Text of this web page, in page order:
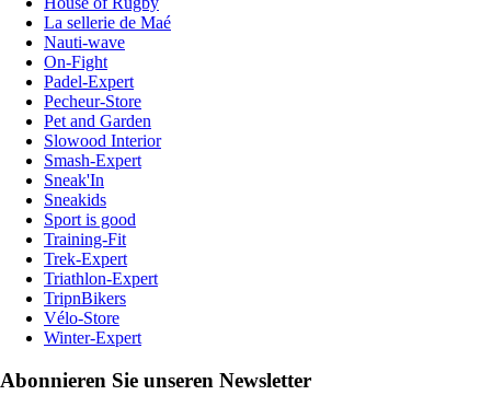
La sellerie de Maé
Nauti-wave
On-Fight
Padel-Expert
Pecheur-Store
Pet and Garden
Slowood Interior
Smash-Expert
Sneak'In
Sneakids
Sport is good
Training-Fit
Trek-Expert
Triathlon-Expert
TripnBikers
Vélo-Store
Winter-Expert
Abonnieren Sie unseren Newsletter